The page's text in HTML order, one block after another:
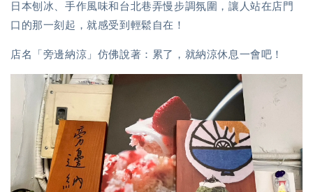
日本刨冰、手作風味和台北巷弄慢步調氛圍，讓人站在店門
口的那一刻起，就感受到輕鬆自在！
店名「旁邊納涼」仿佛說著：累了，就納涼休息一會吧！